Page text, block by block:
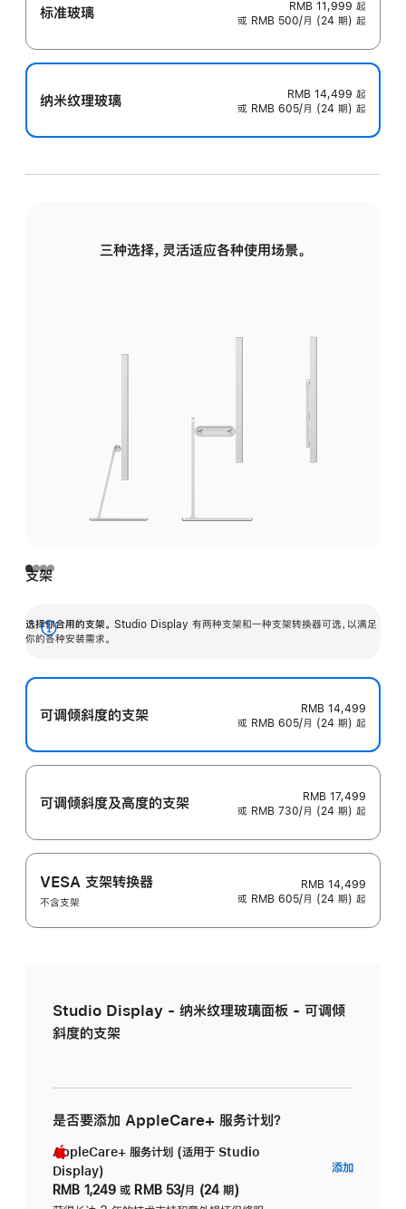
标准玻璃 RMB 11,999 起
或 RMB 500/月 (24 期) 起
纳米纹理玻璃 RMB 14,499 起
或 RMB 605/月 (24 期) 起
三种选择，灵活适应各种使用场景。
支架
选择你合用的支架。 Studio Display 有两种支架和一种支架转换器可选，以满足
你的各种安装需求。
展
可调倾斜度的支架
RMB 14,499
或 RMB 605/月 (24 期) 起
可调倾斜度及高‍度的支‍架
RMB 17,499
或 RMB 730/月 (24 期) 起
VESA 支架转换器
不含支架
RMB 14,499
或 RMB 605/月 (24 期) 起
Studio Display - 纳米纹理玻璃面板 - 可调倾
斜度的支架
是否要添加 AppleCare+ 服务计划？
AppleCare+ 服务计划 (适用于 Studio
Display)
RMB 1,249 或 RMB 53/月 (24 期)
添加